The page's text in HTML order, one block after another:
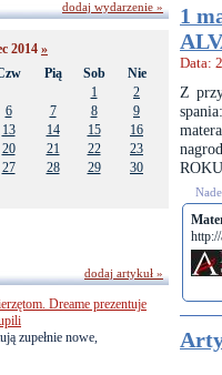
1
Data:
Z
2014 »
Pią Sob
Nie
1
2
6 7 8
9
13 14 15
16
20 21 22
23
27 28 29
30
dodaj wydarzenie »
Dreame prezentuje
zupełnie nowe,
dodaj artykuł »